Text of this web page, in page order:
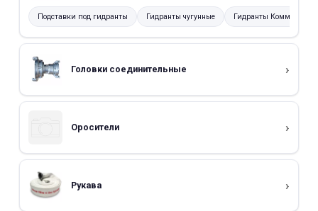
Подставки под гидранты Гидранты чугунные Гидранты
Головки соединительные
Оросители
Рукава